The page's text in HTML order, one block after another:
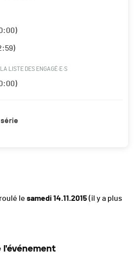
LISTE DES ENGAGÉ·E·S
série
le samedi 14.11.2015 (il y a plus
l'événement